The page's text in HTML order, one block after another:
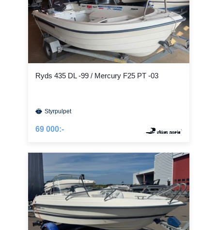
Ryds 435 DL -99 / Mercury F25 PT -03
Styrpulpet
69 000:-